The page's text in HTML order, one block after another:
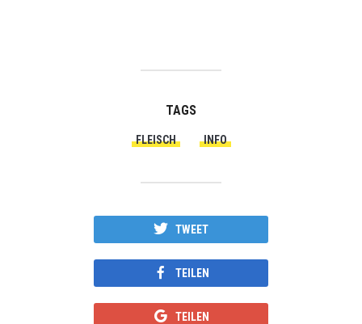
TAGS
FLEISCH INFO
TWEET
TEILEN
TEILEN